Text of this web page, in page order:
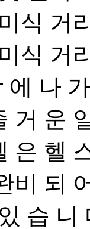
식 거
식 거
에 나
거 운
은 헬
비 되
습 니